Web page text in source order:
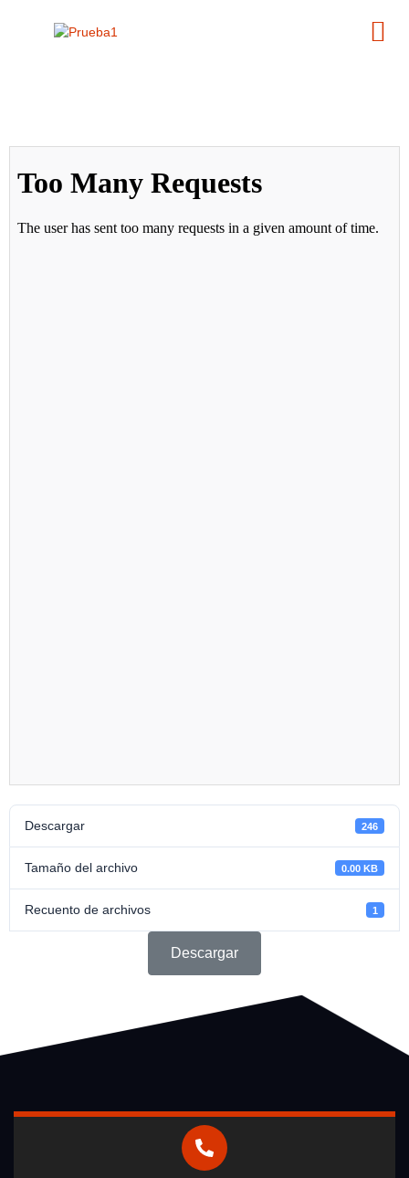
Descargar 246
Tamaño del archivo 0.00 KB
Recuento de archivos 1
Descargar